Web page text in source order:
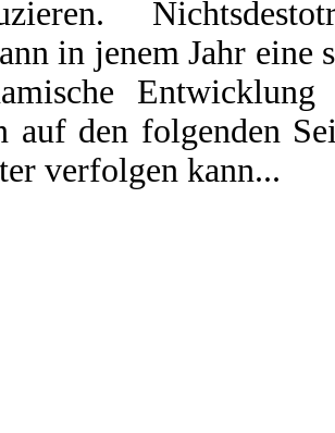
in jenem Jahr eine
Entwicklung
auf den folgenden
verfolgen kann...